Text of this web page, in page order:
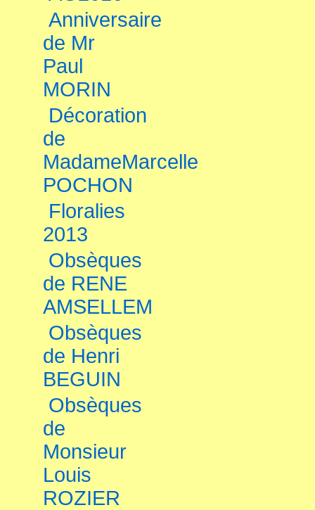
Anniversaire
de Mr
Paul
MORIN
Décoration
de
MadameMarcelle
POCHON
Floralies
2013
Obsèques
de RENE
AMSELLEM
Obsèques
de Henri
BEGUIN
Obsèques
de
Monsieur
Louis
ROZIER